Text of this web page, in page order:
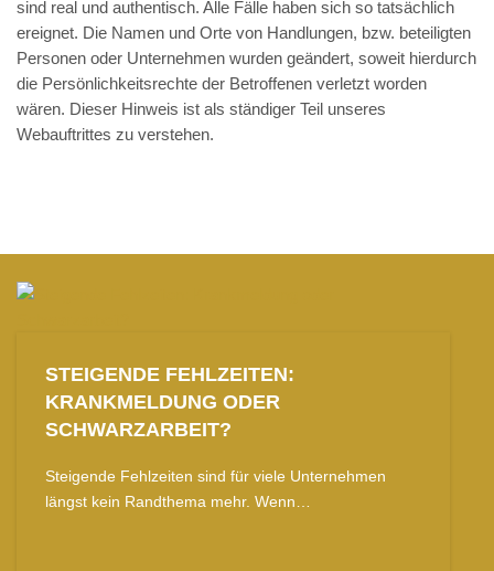
sind real und authentisch. Alle Fälle haben sich so tatsächlich
ereignet. Die Namen und Orte von Handlungen, bzw. beteiligten
Personen oder Unternehmen wurden geändert, soweit hierdurch
die Persönlichkeitsrechte der Betroffenen verletzt worden
wären. Dieser Hinweis ist als ständiger Teil unseres
Webauftrittes zu verstehen.
STEIGENDE FEHLZEITEN:
KRANKMELDUNG ODER
SCHWARZARBEIT?
Steigende Fehlzeiten sind für viele Unternehmen
längst kein Randthema mehr. Wenn…